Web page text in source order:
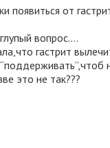
появиться от
вопрос….
гастрит
это не так???